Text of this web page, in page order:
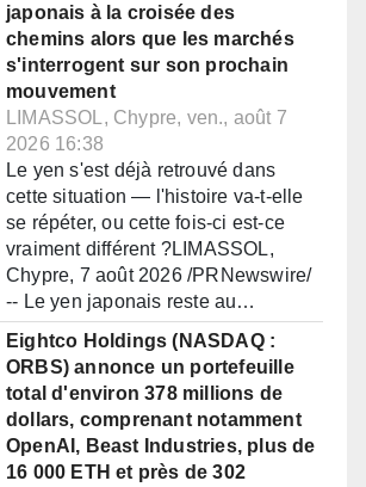
japonais à la croisée des
chemins alors que les marchés
s'interrogent sur son prochain
mouvement
LIMASSOL, Chypre, ven., août 7
2026 16:38
Le yen s'est déjà retrouvé dans
cette situation — l'histoire va-t-elle
se répéter, ou cette fois-ci est-ce
vraiment différent ?LIMASSOL,
Chypre, 7 août 2026 /PRNewswire/
-- Le yen japonais reste au…
Eightco Holdings (NASDAQ :
ORBS) annonce un portefeuille
total d'environ 378 millions de
dollars, comprenant notamment
OpenAI, Beast Industries, plus de
16 000 ETH et près de 302